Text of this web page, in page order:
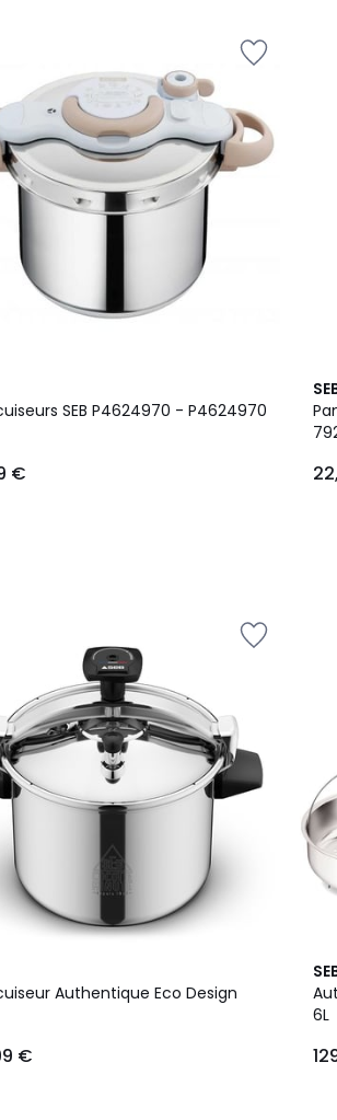
SEB P4624970 - P4624970
€
Authentique Eco Design
€
6L
/